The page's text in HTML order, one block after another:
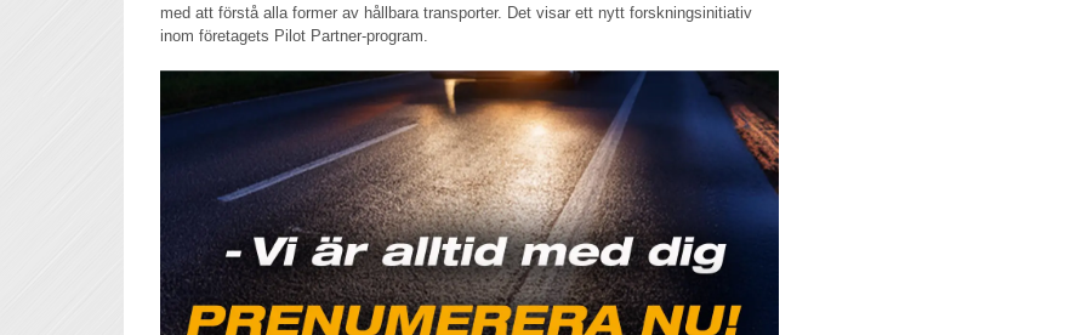
med att förstå alla former av hållbara transporter. Det visar ett nytt forskningsinitiativ
inom företagets Pilot Partner-program.